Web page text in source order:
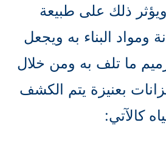
ويؤثر ذلك على طبيعة
ومواد البناء به ويجعل
ما تلف به ومن خلال
بعنيزة يتم الكشف
كالآتي: